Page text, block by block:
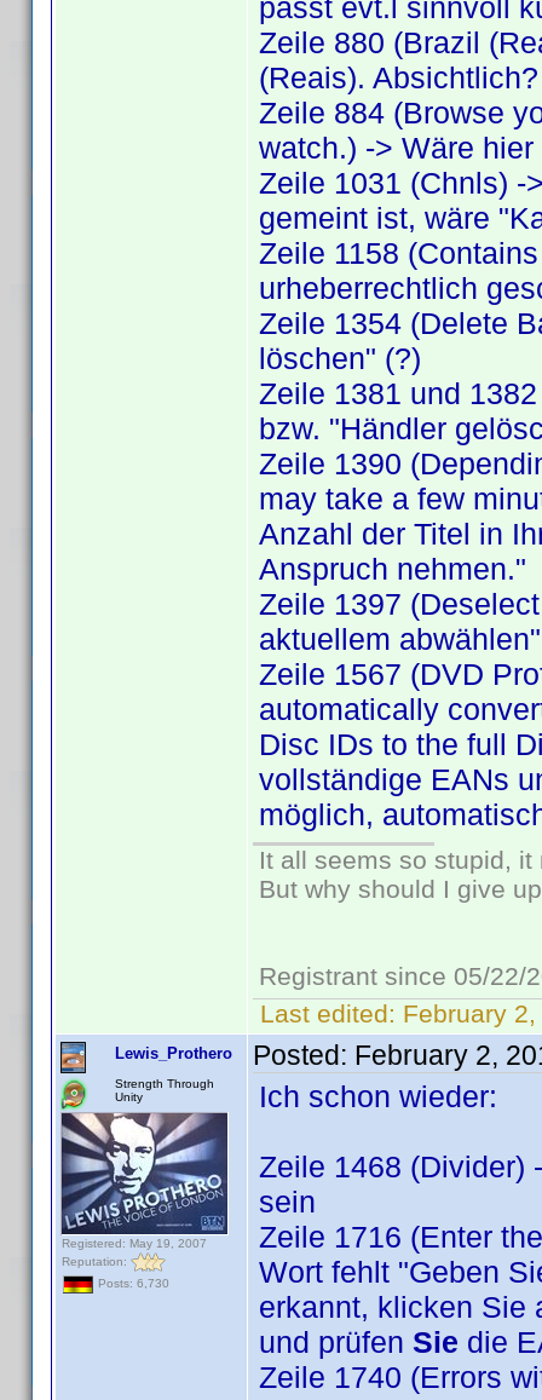
passt evt.l sinnvoll
Zeile 880 (Brazil
(Reais). Absichtlich?
Zeile 884 (Browse
watch.) -> Wäre
Zeile 1031 (Chnls) -
gemeint ist, wäre
Zeile 1158
urheberrechtlich
Zeile 1354 (Delete
löschen" (?)
Zeile 1381 und
bzw. "Händler
Zeile 1390
may take a few
Anzahl der Titel in
Anspruch nehmen."
Zeile 1397
aktuellem abwählen"
Zeile 1567 (DVD
automatically
Disc IDs to the full
vollständige EANs
möglich,
It all seems so stupid,
But why should I give
Registrant since 05/22/
Last edited: February
Lewis_Prothero
Strength Through
Unity
Registered: May 19, 2007
Reputation:
Posts: 6,730
Posted: February 2,
Ich schon wieder:
Zeile 1468 (Divider)
sein
Zeile 1716 (Enter
Wort fehlt "Geben
erkannt, klicken Sie
und prüfen Sie die
Zeile 1740 (Errors